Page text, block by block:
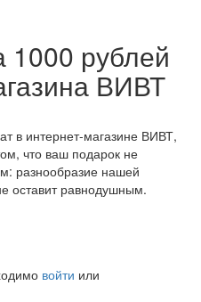
1000 рублей
ВИВТ
в интернет-магазине ВИВТ,
что ваш подарок не
разнообразие нашей
оставит равнодушным.
войти или